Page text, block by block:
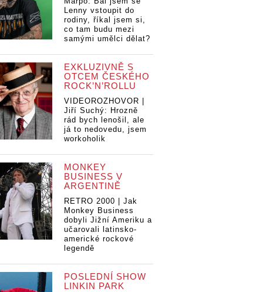
Lenny vstoupit do
rodiny, říkal jsem si,
co tam budu mezi
samými umělci dělat?
EXKLUZIVNĚ S
OTCEM ČESKÉHO
ROCK’N’ROLLU
VIDEOROZHOVOR |
Jiří Suchý: Hrozně
rád bych lenošil, ale
já to nedovedu, jsem
workoholik
MONKEY
BUSINESS V
ARGENTINĚ
RETRO 2000 | Jak
Monkey Business
dobyli Jižní Ameriku a
učarovali latinsko-
americké rockové
legendě
POSLEDNÍ SHOW
LINKIN PARK